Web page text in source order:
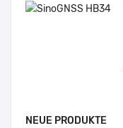
NEUE PRODUKTE